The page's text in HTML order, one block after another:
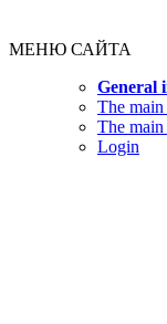
МЕНЮ САЙТА
General
The main
The main
Login